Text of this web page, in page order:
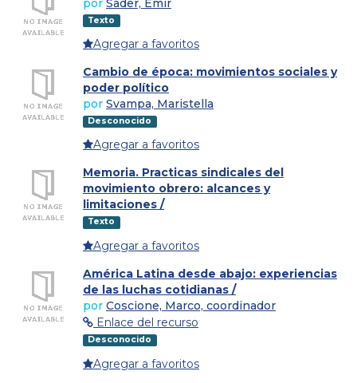
Texto
Agregar a favoritos
Cambio de época: movimientos sociales y
poder político
por Svampa, Maristella
Desconocido
Agregar a favoritos
Memoria. Practicas sindicales del
movimiento obrero: alcances y
limitaciones /
Texto
Agregar a favoritos
América Latina desde abajo: experiencias
de las luchas cotidianas /
por Coscione, Marco, coordinador
Enlace del recurso
Desconocido
Agregar a favoritos